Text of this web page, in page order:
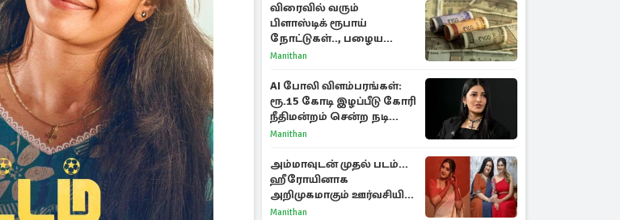
விரைவில் வரும்
பிளாஸ்டிக் ரூபாய்
நோட்டுகள்.., பழைய
காகித நோட்டுகள்
Manithan
AI போலி விளம்பரங்கள்:
ரூ.15 கோடி இழப்பீடு கோரி
நீதிமன்றம் சென்ற நடிகை
ஸ்ருதி ஹாசன்!
Manithan
அம்மாவுடன் முதல் படம்...
ஹீரோயினாக
அறிமுகமாகும் ஊர்வசியின்
மகள் தேஜலட்சுமி!
Manithan